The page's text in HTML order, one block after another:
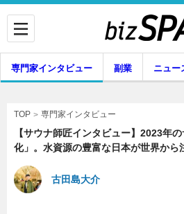
専門家インタビュー 副業 ニュー
TOP 専門家インタビュー
【サウナ師匠インタビュー】2023年
化」。水資源の豊富な日本が世界から
古田島大介